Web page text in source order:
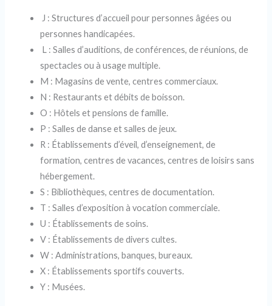
J : Structures d’accueil pour personnes âgées ou
personnes handicapées.
L : Salles d’auditions, de conférences, de réunions, de
spectacles ou à usage multiple.
M : Magasins de vente, centres commerciaux.
N : Restaurants et débits de boisson.
O : Hôtels et pensions de famille.
P : Salles de danse et salles de jeux.
R : Établissements d’éveil, d’enseignement, de
formation, centres de vacances, centres de loisirs sans
hébergement.
S : Bibliothèques, centres de documentation.
T : Salles d’exposition à vocation commerciale.
U : Établissements de soins.
V : Établissements de divers cultes.
W : Administrations, banques, bureaux.
X : Établissements sportifs couverts.
Y : Musées.